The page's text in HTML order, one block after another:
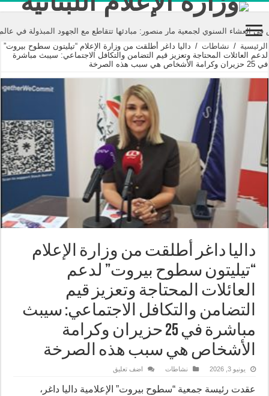
لجمعية مار منصور: مبادئها تتقاطع مع الجهود المبذولة في عالم الإعلام
الرئيسية / نشاطات / داليا داغر أطلقت من وزارة الإعلام “تيليتون سطوح بيروت”
لدعم العائلات المحتاجة وتعزيز قيم التضامن والتكافل الاجتماعي: سيبث مباشرة
في 25 حزيران وكرامة الأشخاص هي سبب هذه الصرخة
داليا داغر أطلقت من وزارة الإعلام
“تيليتون سطوح بيروت” لدعم
العائلات المحتاجة وتعزيز قيم
التضامن والتكافل الاجتماعي: سيبث
مباشرة في 25 حزيران وكرامة
الأشخاص هي سبب هذه الصرخة
يونيو 3, 2026 نشاطات اضف تعليق
عقدت رئيسة جمعية “سطوح بيروت” الإعلامية داليا داغر،